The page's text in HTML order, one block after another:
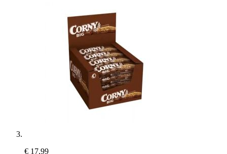
€ 17,99